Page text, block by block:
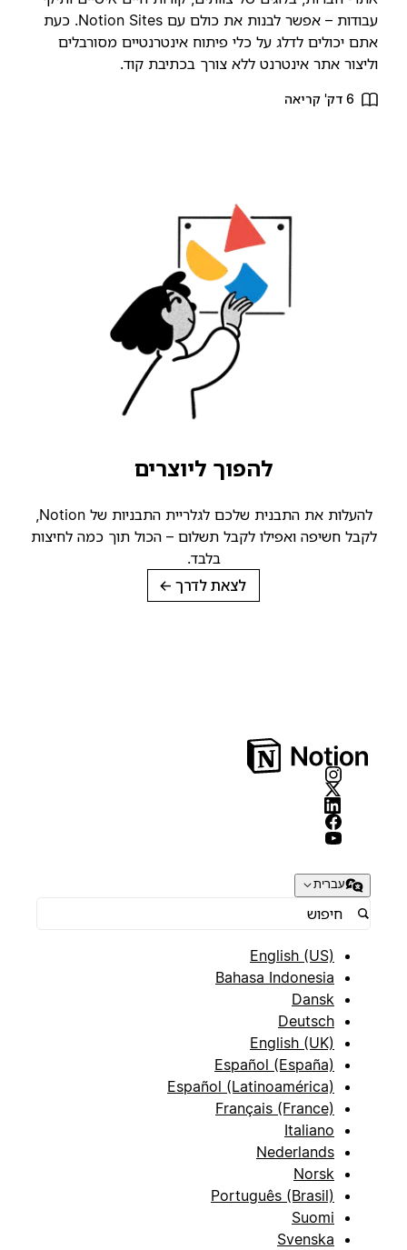
עבודות – אפשר לבנות את כולם עם Notion Sites. כעת
יכולים לדלג על כלי פיתוח אינטרנטיים מסורבלים
אתר אינטרנט ללא צורך בכתיבת קוד.
6 דק' קריאה
להפוך ליוצרים
להעלות את התבנית שלכם לגלריית התבניות של Notion,
לקבל חשיפה ואפילו לקבל תשלום – הכול תוך כמה לחיצות
בלבד.
לצאת לדרך→
עברית
English (US)
Bahasa Indonesia
Dansk
Deutsch
English (UK)
Español (España)
Español (Latinoamérica)
Français (France)
Italiano
Nederlands
Norsk
Português (Brasil)
Suomi
Svenska